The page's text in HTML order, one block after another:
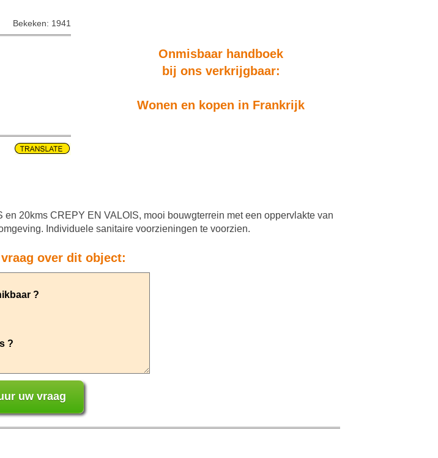
Bekeken: 1941
Onmisbaar handboek
bij ons verkrijgbaar:
Wonen en kopen in Frankrijk
20kms CREPY EN VALOIS, mooi bouwgterrein met een oppervlakte van
Individuele sanitaire voorzieningen te voorzien.
over dit object: